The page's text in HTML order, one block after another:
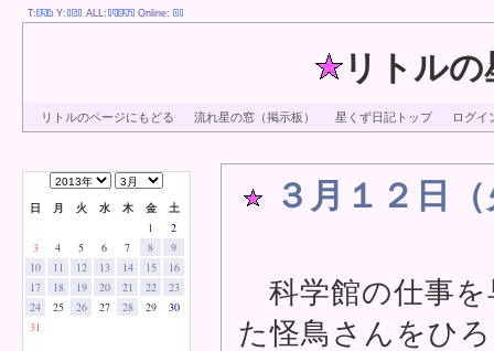
リトル
リトルのページにもどる 流れ星の窓（掲示板） 星くず日記トップ ログイ
３月１２日
科学館の仕事を
た怪鳥さんをひ
T: Y: ALL: Online:
日 月 火 水 木 金 土
1
2
3
4 5 6 7 8
9
10
11 12 13 14 15
16
17
18 19 20 21 22
23
24
25 26 27 28 29
30
31